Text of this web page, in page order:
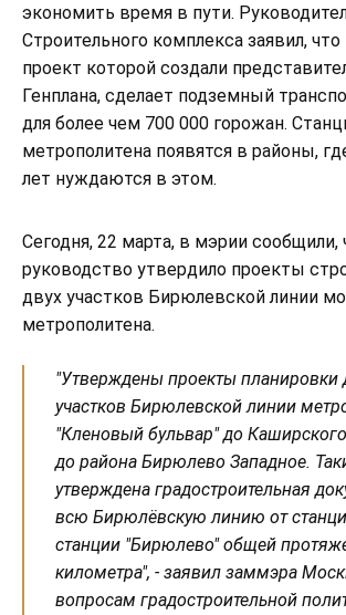
экономить время в пути.
Строительного комплекса заявил, что
проект которой создали
Генплана, сделает подземный
для более чем 700 000 горожан.
метрополитена появятся в районы,
лет нуждаются в этом.
Сегодня, 22 марта, в мэрии сообщили,
руководство утвердило проекты
двух участков Бирюлевской линии
метрополитена.
"Утверждены проекты планировки
участков Бирюлевской линии
"Кленовый бульвар" до
до района Бирюлево Западное.
утверждена градостроительная
всю Бирюлёвскую линию от
станции "Бирюлево" общей
километра", - заявил заммэра
вопросам градостроительной